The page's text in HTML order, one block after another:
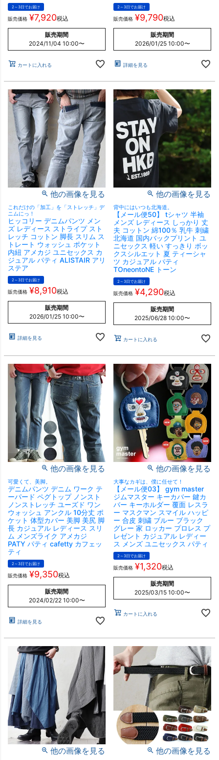
2～3日でお届け
販売価格 ¥7,920税込
販売期間
2024/11/04 10:00〜
カートに入れる
2～3日でお届け
販売価格 ¥9,790税込
販売期間
2026/01/25 10:00〜
詳細を見る
他の画像を見る
これだけの「加工」を「ストレッチ」デ
ニムにっ！
ヒッコリー デニムパンツ メン
ズ レディース ストライプ スト
レッチ コットン 脚長 スリム ス
トレート ウォッシュ ポケット
内紐 アメカジ ユニセックス カ
ジュアル パティ ALISTAIR アリ
ステア
2～3日でお届け
販売価格 ¥8,910税込
販売期間
2026/01/25 10:00〜
詳細を見る
他の画像を見る
背中にはいつも北海道。
【メール便50】 tシャツ 半袖
メンズ レディース しっかり 丈
夫 コットン 綿100％ 乳牛 刺繍
北海道 国内バックプリント ユ
ニセックス 軽い すっきり ボッ
クスシルエット 夏 ティーシャ
ツ カジュアル パティ
TOneontoNE トーン
2～3日でお届け
販売価格 ¥4,290税込
販売期間
2025/06/28 10:00〜
カートに入れる
他の画像を見る
可愛くて、美脚。
デニムパンツ デニム ワーク テ
ーパード ペグトップ ノンスト
ノンストレッチ ユーズド ワン
ウォッシュ アンクル 10分丈 ポ
ケット 体型カバー 美脚 美尻 脚
長 カジュアル レディース スリ
ム メンズライク アメカジ
PATY パティ cafetty カフェッ
ティ
2～3日でお届け
販売価格 ¥9,350税込
販売期間
2024/02/22 10:00〜
詳細を見る
他の画像を見る
大事なカギは、僕に任せて！
【メール便03】 gym master
ジムマスター キーカバー 鍵カ
バー キーホルダー 覆面 レスラ
ー マスクマン スマイル ハッピ
ー 合皮 刺繍 ブルー ブラック
グレー 家 ロッカー プロレス プ
レゼント カジュアル レディー
ス メンズ ユニセックス パティ
2～3日でお届け
販売価格 ¥1,320税込
販売期間
2025/03/15 10:00〜
カートに入れる
他の画像を見る 他の画像を見る